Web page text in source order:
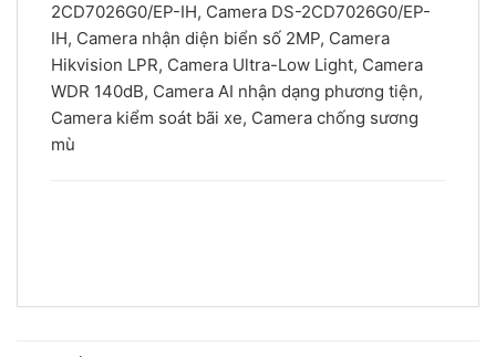
2CD7026G0/EP-IH, Camera DS-2CD7026G0/EP-
IH, Camera nhận diện biển số 2MP, Camera
Hikvision LPR, Camera Ultra-Low Light, Camera
WDR 140dB, Camera AI nhận dạng phương tiện,
Camera kiểm soát bãi xe, Camera chống sương
mù